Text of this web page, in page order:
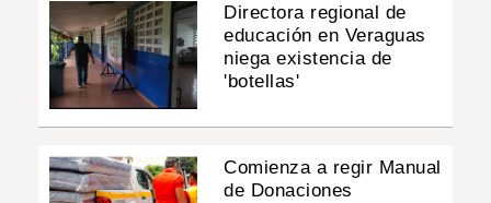
Directora regional de
educación en Veraguas
niega existencia de
'botellas'
Comienza a regir Manual
de Donaciones